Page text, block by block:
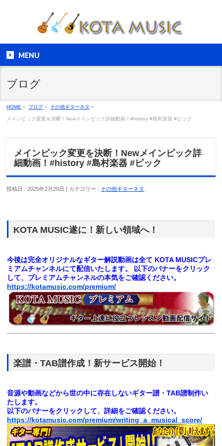
MENU
ブログ
HOME » ブログ » その他ギターネタ »
メインピック変更を決断！Newメインピック詳細動画！#history #島村楽器 #ピック
メインピック変更を決断！Newメインピック詳
細動画！#history #島村楽器 #ピック
投稿日 : 2025年2月20日 | カテゴリー : その他ギターネタ
KOTA MUSIC遂に！新しい領域へ！
今後は完全オリジナルなギター解説動画は全て KOTA MUSICプレ
ミアムチャンネルにて配信いたします。
以下のバナーをクリック
して、プレミアムチャンネルの本気をご確認ください。
https://kotamusic.com/premium/
楽譜・TAB譜作成！新サービス開始！
音源や動画などから世の中に存在しないギター譜・TAB譜制作い
たします。
以下のバナーをクリックして、詳細をご確認ください。
https://kotamusic.com/premium/writing_a_musical_score/